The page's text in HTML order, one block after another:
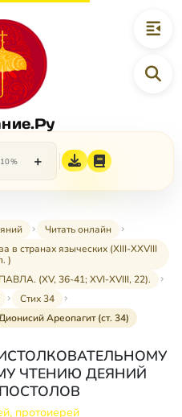
+
Читать онлайн
странах языческих (XIII-XXVIII
)
(XV, 36-41; XVI-XVIII, 22).
Стих 34
Ареопагит (ст. 34)
ЧТЕНИЮ ДЕЯНИЙ
протоиерей